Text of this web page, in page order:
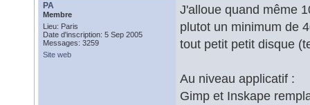
PA
Membre
Lieu: Paris
Date d'inscription: 5 Sep 2005
Messages: 3259
Site web
J'alloue quand même
plutot un minimum de
tout petit petit disque
Au niveau applicatif :
Gimp et Inskape